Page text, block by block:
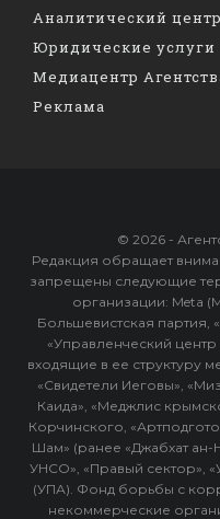
Аналитический центр
Юридические услуги
Медиацентр
Реклама
© 2026 -
Редакция обращает
запрещены следующие
организации: Meta
Большевистская партия,
«Управленческий
входящие в ее структуру
«Свидетели Иеговы»,
Каида», «Меджлис
Корчинского,
Шам» (ранее «Джабхат ан-
УНСО», «Правый сектор»,
(УПА). Фонд борьбы с
некоммерческие